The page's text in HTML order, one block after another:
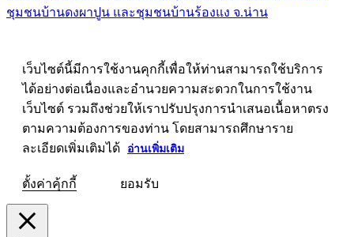
ชุมชนบ้านดงผาปูน และชุมชนบ้านร้องแง จ.น่าน
เว็บไซต์นี้มีการใช้งานคุกกี้เพื่อให้ท่านสามารถใช้บริการ
ได้อย่างต่อเนื่องและอำนวยความสะดวกในการใช้งาน
เว็บไซต์ รวมถึงช่วยให้เราปรับปรุงการนำเสนอเนื้อหาตรง
ตามความต้องการของท่าน โดยสามารถศึกษาราย
ละเอียดเพิ่มเติมได้
อ่านเพิ่มเติม
ตั้งค่าคุ้กกี้ ยอมรับ